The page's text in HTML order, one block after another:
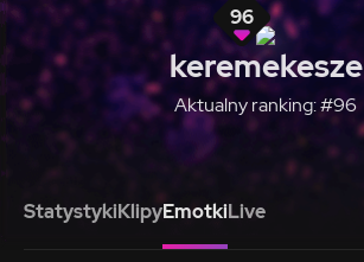
96
keremekesze
Aktualny ranking: #96
StatystykiKlipyEmotkiLive